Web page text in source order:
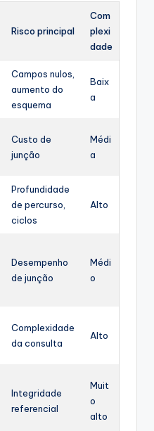
Risco principal
Com
plexi
dade
Campos nulos,
aumento do
esquema
Baix
a
Custo de
junção
Médi
a
Profundidade
de percurso,
ciclos
Alto
Desempenho
de junção
Médi
o
Complexidade
da consulta
Alto
Integridade
referencial
Muit
o
alto